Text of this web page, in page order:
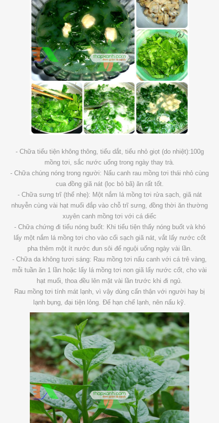
- Chữa tiểu tiện không thông, tiểu dắt, tiểu nhỏ giọt (do nhiệt):100g
mồng tơi, sắc nước uống trong ngày thay trà.
- Chữa chúng nóng trong người: Nấu canh rau mồng tơi thái nhỏ cùng
cua đồng giã nát (lọc bỏ bã) ăn rất tốt.
- Chữa sưng trĩ (thể nhẹ): Một nắm lá mồng tơi rửa sạch, giã nát
nhuyễn cùng vài hạt muối đắp vào chỗ trĩ sưng, đồng thời ăn thường
xuyên canh mồng tơi với cá diếc
- Chữa chứng đi tiểu nóng buốt: Khi tiểu tiện thấy nóng buốt và khó
lấy một nắm lá mồng tơi cho vào cối sạch giã nát, vắt lấy nước cốt
pha thêm một ít nước đun sôi để nguội uống ngày vài lần.
- Chữa da không tươi sáng: Rau mồng tơi nấu canh với cá trê vàng,
mỗi tuần ăn 1 lần hoặc lấy lá mồng tơi non giã lấy nước cốt, cho vài
hạt muối, thoa đều lên mặt vài lần trước khi đi ngủ.
Rau mồng tơi tính mát lạnh, vì vậy dùng cẩn thận với người hay bị
lạnh bụng, đại tiện lỏng. Để hạn chế lạnh, nên nấu kỹ.